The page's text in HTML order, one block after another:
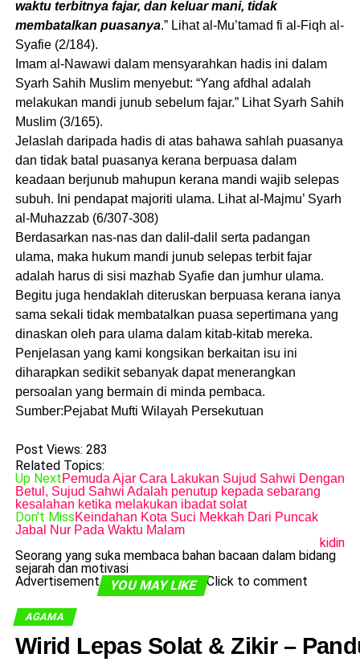
waktu terbitnya fajar, dan keluar mani, tidak
membatalkan puasanya.” Lihat al-Mu’tamad fi al-Fiqh al-
Syafie (2/184).
Imam al-Nawawi dalam mensyarahkan hadis ini dalam
Syarh Sahih Muslim menyebut: “Yang afdhal adalah
melakukan mandi junub sebelum fajar.” Lihat Syarh Sahih
Muslim (3/165).
Jelaslah daripada hadis di atas bahawa sahlah puasanya
dan tidak batal puasanya kerana berpuasa dalam
keadaan berjunub mahupun kerana mandi wajib selepas
subuh. Ini pendapat majoriti ulama. Lihat al-Majmu’ Syarh
al-Muhazzab (6/307-308)
Berdasarkan nas-nas dan dalil-dalil serta padangan
ulama, maka hukum mandi junub selepas terbit fajar
adalah harus di sisi mazhab Syafie dan jumhur ulama.
Begitu juga hendaklah diteruskan berpuasa kerana ianya
sama sekali tidak membatalkan puasa sepertimana yang
dinaskan oleh para ulama dalam kitab-kitab mereka.
Penjelasan yang kami kongsikan berkaitan isu ini
diharapkan sedikit sebanyak dapat menerangkan
persoalan yang bermain di minda pembaca.
Sumber:Pejabat Mufti Wilayah Persekutuan
Post Views: 283
Related Topics:
Up NextPemuda Ajar Cara Lakukan Sujud Sahwi Dengan
Betul, Sujud Sahwi Adalah penutup kepada sebarang
kesalahan ketika melakukan ibadat solat
Don't MissKeindahan Kota Suci Mekkah Dari Puncak
Jabal Nur Pada Waktu Malam
kidin
Seorang yang suka membaca bahan bacaan dalam bidang
sejarah dan motivasi
Advertisement
YOU MAY LIKE Click to comment
AGAMA
Wirid Lepas Solat & Zikir –